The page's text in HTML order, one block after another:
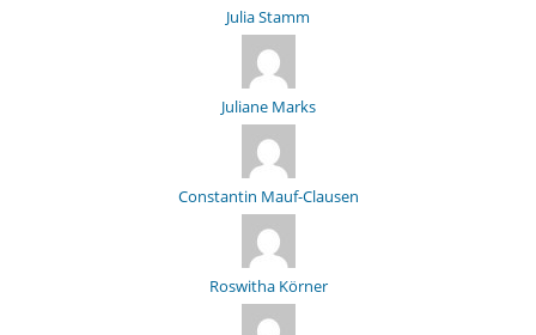
Julia Stamm
Juliane Marks
Constantin Mauf-Clausen
Roswitha Körner